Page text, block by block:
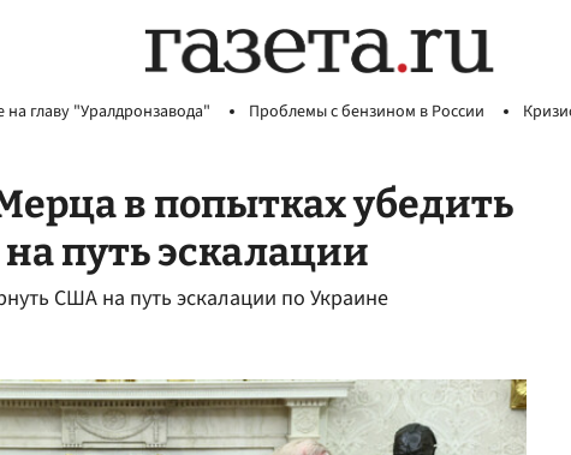
главу "Уралдронзавода" Проблемы с бензином в России
в попытках убедить
путь эскалации
США на путь эскалации по Украине